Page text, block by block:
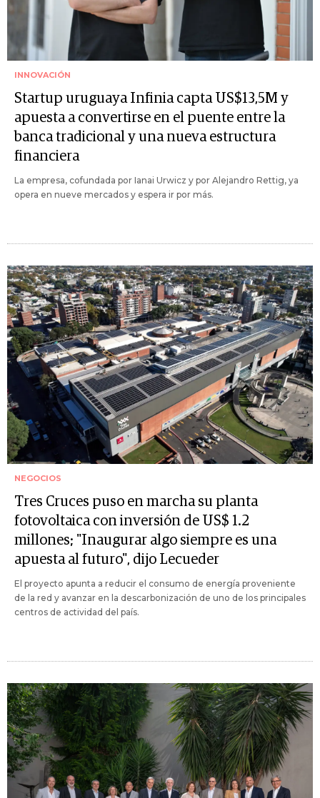
INNOVACIÓN
Startup uruguaya Infinia capta US$13,5M y
apuesta a convertirse en el puente entre la
banca tradicional y una nueva estructura
financiera
La empresa, cofundada por Ianai Urwicz y por Alejandro Rettig, ya
opera en nueve mercados y espera ir por más.
NEGOCIOS
Tres Cruces puso en marcha su planta
fotovoltaica con inversión de US$ 1.2
millones; "Inaugurar algo siempre es una
apuesta al futuro", dijo Lecueder
El proyecto apunta a reducir el consumo de energía proveniente
de la red y avanzar en la descarbonización de uno de los principales
centros de actividad del país.